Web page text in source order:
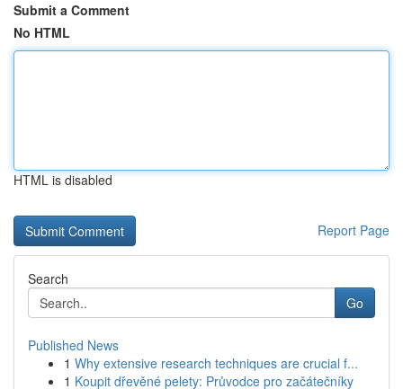
Submit a Comment
No HTML
HTML is disabled
Report Page
Search
Go
Published News
1 Why extensive research techniques are crucial f...
1 Koupit dřevěné pelety: Průvodce pro začátečníky